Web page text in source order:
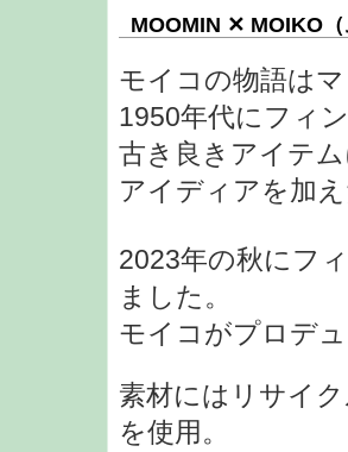
MOOMIN ✕ MOIKO
モイコの物語は
1950年代にフィ
古き良きアイテ
アイディアを加
2023年の秋にフ
ました。
モイコがプロデ
素材にはリサイ
を使用。